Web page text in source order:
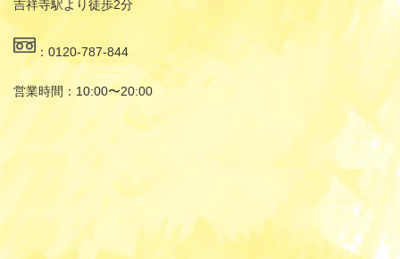
吉祥寺駅より徒歩2分
：0120-787-844
営業時間：10:00〜20:00